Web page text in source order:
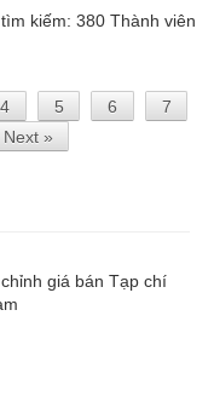
kiếm: 380 Thành viên
4 5 6
7
Next »
giá bán Tạp chí